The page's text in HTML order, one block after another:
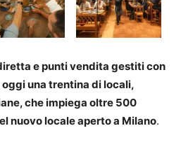
e punti vendita gestiti con
una trentina di locali,
che impiega oltre 500
nuovo locale aperto a Milano.